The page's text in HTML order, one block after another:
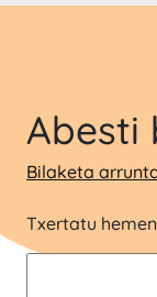
Abesti
Bilaketa
Txertatu